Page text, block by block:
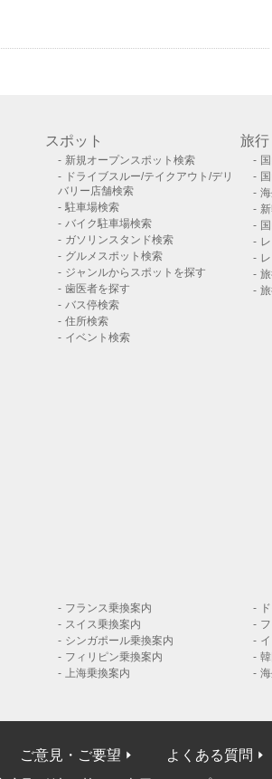
スポット
新規オープンスポット検索
ドライブスルー/テイクアウト/デリ
バリー店舗検索
駐車場検索
バイク駐車場検索
ガソリンスタンド検索
グルメスポット検索
ジャンルからスポットを探す
歯医者を探す
バス停検索
住所検索
イベント検索
旅行
フランス乗換案内
スイス乗換案内
シンガポール乗換案内
フィリピン乗換案内
上海乗換案内
ご意見・ご要望 よくある質問